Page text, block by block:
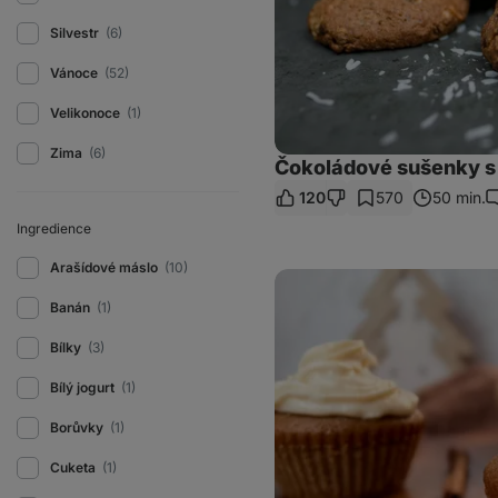
Silvestr (6)
Vánoce (52)
Velikonoce (1)
Zima (6)
Ingredience
Arašídové máslo (10)
Banán (1)
Bílky (3)
Bílý jogurt (1)
Borůvky (1)
Cuketa (1)
Čokoládové sušenky
120 570 50 min.
Vánoční